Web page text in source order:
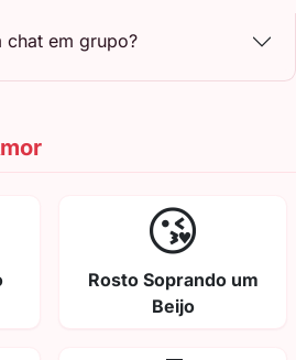
chat em grupo?
😘
Rosto Soprando um
Beijo